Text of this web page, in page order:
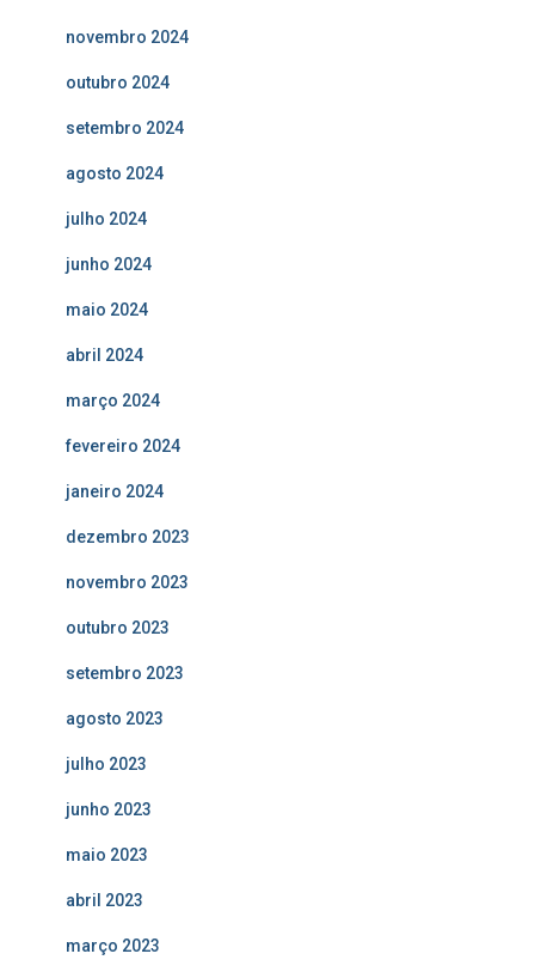
novembro 2024
outubro 2024
setembro 2024
agosto 2024
julho 2024
junho 2024
maio 2024
abril 2024
março 2024
fevereiro 2024
janeiro 2024
dezembro 2023
novembro 2023
outubro 2023
setembro 2023
agosto 2023
julho 2023
junho 2023
maio 2023
abril 2023
março 2023